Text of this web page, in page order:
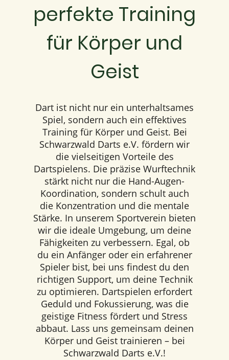
perfekte Training
für Körper und
Geist
Dart ist nicht nur ein unterhaltsames
Spiel, sondern auch ein effektives
Training für Körper und Geist. Bei
Schwarzwald Darts e.V. fördern wir
die vielseitigen Vorteile des
Dartspielens. Die präzise Wurftechnik
stärkt nicht nur die Hand-Augen-
Koordination, sondern schult auch
die Konzentration und die mentale
Stärke. In unserem Sportverein bieten
wir die ideale Umgebung, um deine
Fähigkeiten zu verbessern. Egal, ob
du ein Anfänger oder ein erfahrener
Spieler bist, bei uns findest du den
richtigen Support, um deine Technik
zu optimieren. Dartspielen erfordert
Geduld und Fokussierung, was die
geistige Fitness fördert und Stress
abbaut. Lass uns gemeinsam deinen
Körper und Geist trainieren – bei
Schwarzwald Darts e.V.!